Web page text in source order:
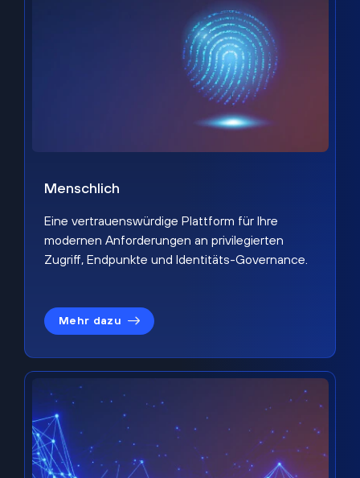
Menschlich
Eine vertrauenswürdige Plattform für Ihre
modernen Anforderungen an privilegierten
Zugriff, Endpunkte und Identitäts-Governance.
Mehr dazu